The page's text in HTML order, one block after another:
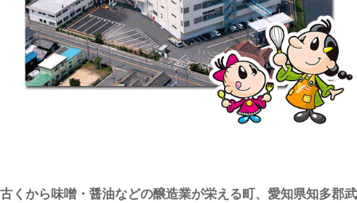
古くから味噌・醤油などの醸造業が栄える町、愛知県知多郡武